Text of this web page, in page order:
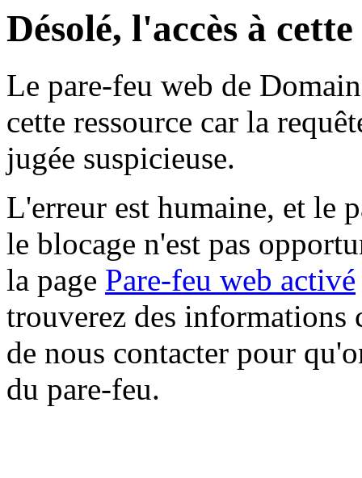
Désolé, l'accès à
Le pare-feu web de
cette ressource car la
jugée suspicieuse.
L'erreur est humaine, et le
le blocage n'est pas
la page Pare-feu web activé
trouverez des informations
de nous contacter pour
du pare-feu.